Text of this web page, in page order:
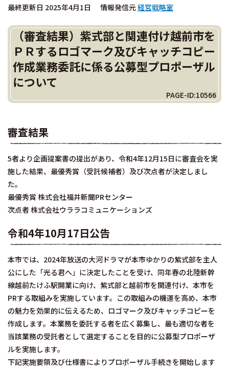
最終更新日 2025年4月1日 情報発信元経営戦略室
（審査結果）紫式部と関連付け越前市を
ＰＲするロゴマーク及びキャッチコピー
作成業務委託に係る公募型プロポーザル
について
PAGE-ID:10566
審査結果
5者より企画提案書の提出があり、令和4年12月15日に審査会を実
施した結果、最優秀賞（受託候補者）及び次点者が決定しまし
た。
最優秀賞 株式会社福井新聞PRセンター
次点者 株式会社ウララコミュニケーションズ
令和4年10月17日公告
本市では、2024年放送の大河ドラマが本市ゆかりの紫式部を主人
公にした「光る君へ」に決定したことを受け、同年春の北陸新幹
線越前たけふ駅開業に向け、紫式部と越前市を関連付け、本市を
PRする取組みを実施しています。この取組みの機運を高め、本市
の魅力を効果的に伝えるため、ロゴマーク及びキャッチコピーを
作成します。本業務を委託する者を広く募集し、最も適切な者を
当該業務の受託者として選定することを目的に公募型プロポーザ
ルを実施します。
下記実施要領及び仕様書によりプロポーザル手続きを開始します